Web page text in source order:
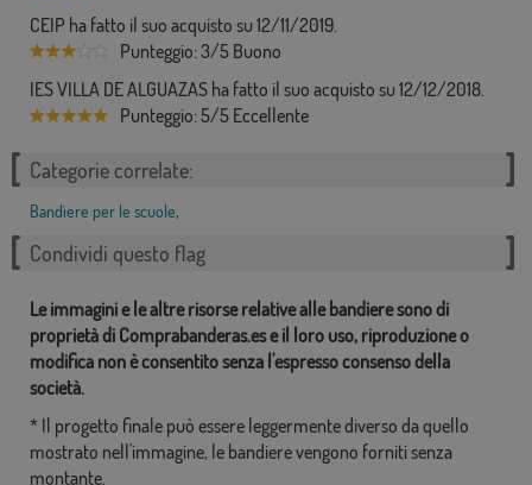
CEIP ha fatto il suo acquisto su 12/11/2019.
Punteggio: 3/5 Buono
IES VILLA DE ALGUAZAS ha fatto il suo acquisto su 12/12/2018.
Punteggio: 5/5 Eccellente
Categorie correlate:
Bandiere per le scuole,
Condividi questo flag
Le immagini e le altre risorse relative alle bandiere sono di
proprietà di Comprabanderas.es e il loro uso, riproduzione o
modifica non è consentito senza l'espresso consenso della
società.
* Il progetto finale può essere leggermente diverso da quello
mostrato nell'immagine, le bandiere vengono forniti senza
montante.